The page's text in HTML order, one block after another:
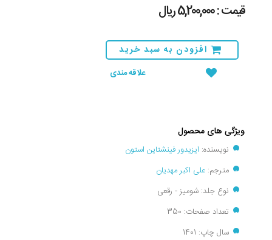
قیمت : 5,200,000 ريال
افزودن به سبد خرید
علاقه مندی
ویژگی های محصول
نویسنده: ایزیدور فینشتاین استون
مترجم: علی اکبر مهدیان
نوع جلد: شومیز - رقعی
تعداد صفحات: 350
سال چاپ: 1401